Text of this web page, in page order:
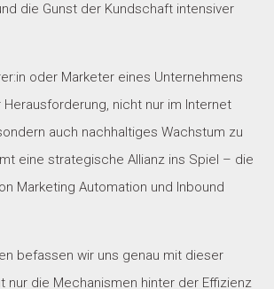
die Gunst der Kundschaft intensiver
oder Marketer eines Unternehmens
nicht nur im Internet
auch nachhaltiges Wachstum zu
eine strategische Allianz ins Spiel – die
Marketing Automation und Inbound
befassen wir uns genau mit dieser
nur die Mechanismen hinter der Effizienz